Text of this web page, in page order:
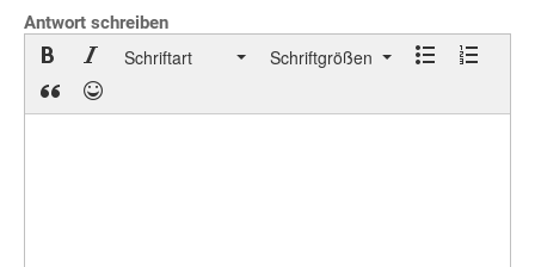
Antwort schreiben
Schriftart Schriftgrößen